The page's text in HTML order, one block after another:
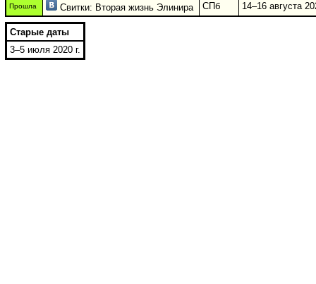
Прошла Свитки: Вторая жизнь Элинира СПб 14–16 августа
Старые даты
3–5 июля 2020 г.